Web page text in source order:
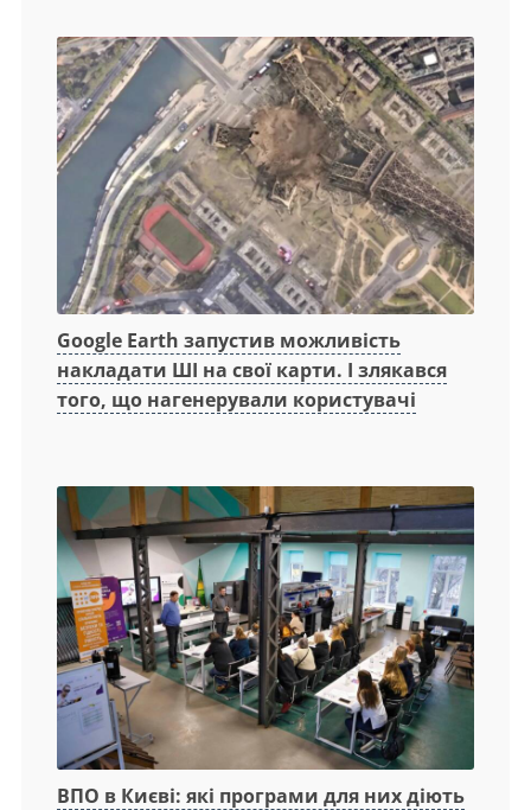
Google Earth запустив можливість
накладати ШІ на свої карти. І злякався
того, що нагенерували користувачі
ВПО в Києві: які програми для них діють